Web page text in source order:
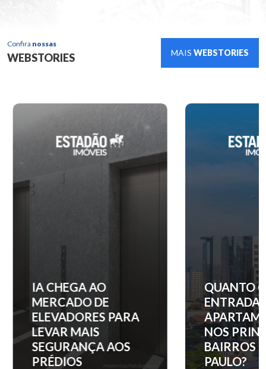
Confira nossas
WEBSTORIES MAIS WEBSTORIES
IA CHEGA AO
MERCADO DE
ELEVADORES PARA
LEVAR MAIS
SEGURANÇA AOS
PRÉDIOS
QUANTO
ENTRADA
NOS
BAIRROS
PAULO?